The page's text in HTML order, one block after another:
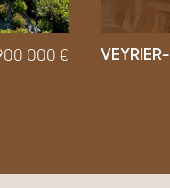
000 €